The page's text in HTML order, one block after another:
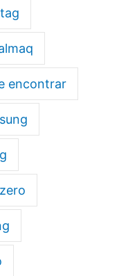
encontrar